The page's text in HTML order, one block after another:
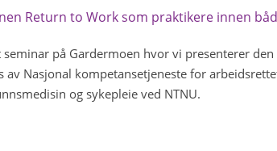
Return to Work som praktikere innen
på Gardermoen hvor vi presenterer
av Nasjonal kompetansetjeneste for
og sykepleie ved NTNU.